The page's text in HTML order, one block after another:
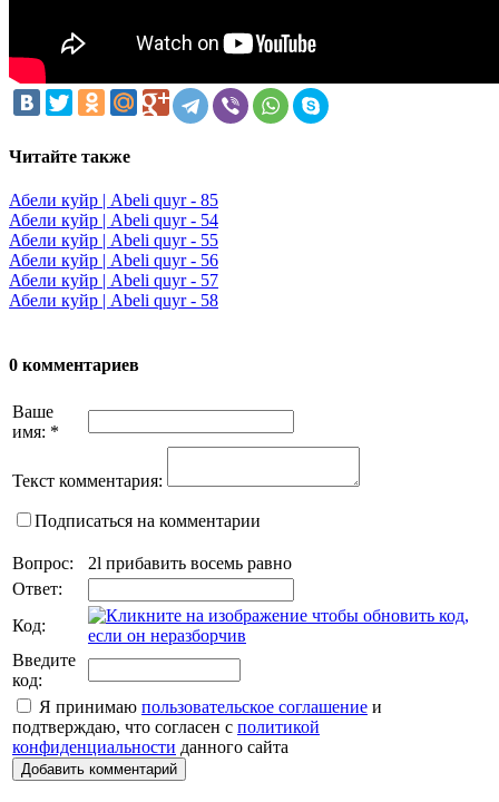
Читайте также
Абели куйр | Abeli quyr - 85
Абели куйр | Abeli quyr - 54
Абели куйр | Abeli quyr - 55
Абели куйр | Abeli quyr - 56
Абели куйр | Abeli quyr - 57
Абели куйр | Abeli quyr - 58
0 комментариев
Ваше
имя: *
Текст комментария:
Подписаться на комментарии
Вопрос:
2l прибавить восемь равно
Ответ:
Код:
Введите
код:
Я принимаю пользовательское соглашение и
подтверждаю, что согласен с политикой
конфиденциальности данного сайта
Добавить комментарий